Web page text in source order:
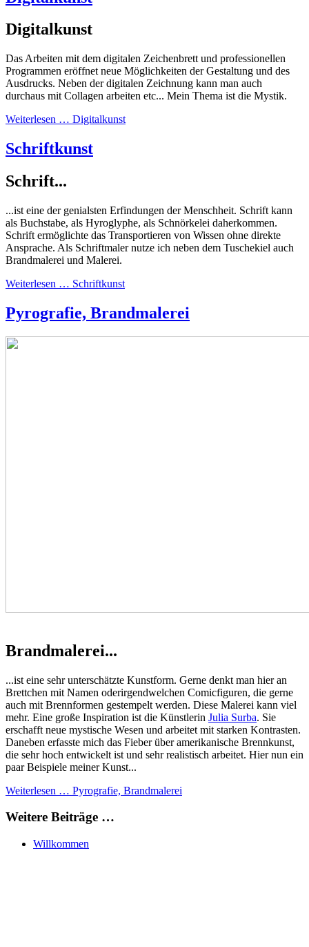
Digitalkunst
Das Arbeiten mit dem digitalen Zeichenbrett und professionellen
Programmen eröffnet neue Möglichkeiten der Gestaltung und des
Ausdrucks. Neben der digitalen Zeichnung kann man auch
durchaus mit Collagen arbeiten etc... Mein Thema ist die Mystik.
Weiterlesen … Digitalkunst
Schriftkunst
Schrift...
...ist eine der genialsten Erfindungen der Menschheit. Schrift kann
als Buchstabe, als Hyroglyphe, als Schnörkelei daherkommen.
Schrift ermöglichte das Transportieren von Wissen ohne direkte
Ansprache. Als Schriftmaler nutze ich neben dem Tuschekiel auch
Brandmalerei und Malerei.
Weiterlesen … Schriftkunst
Pyrografie, Brandmalerei
Brandmalerei...
...ist eine sehr unterschätzte Kunstform. Gerne denkt man hier an
Brettchen mit Namen oderirgendwelchen Comicfiguren, die gerne
auch mit Brennformen gestempelt werden. Diese Malerei kann viel
mehr. Eine große Inspiration ist die Künstlerin Julia Surba. Sie
erschafft neue mystische Wesen und arbeitet mit starken Kontrasten.
Daneben erfasste mich das Fieber über amerikanische Brennkunst,
die sehr hoch entwickelt ist und sehr realistisch arbeitet. Hier nun ein
paar Beispiele meiner Kunst...
Weiterlesen … Pyrografie, Brandmalerei
Weitere Beiträge …
Willkommen